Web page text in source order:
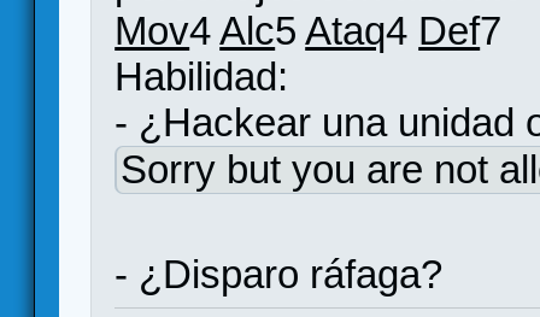
Mov4Alc5Ataq4 Def7
Habilidad:
- ¿Hackear una unidad
Sorry but you are not
- ¿Disparo ráfaga?